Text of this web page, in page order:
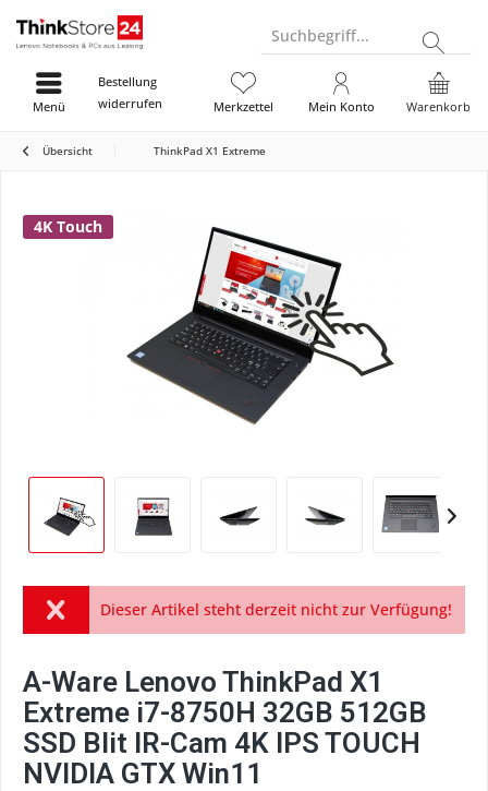
Suchbegriff...
Bestellung
widerrufen
Warenkorb
Merkzettel Mein Konto
Menü
Übersicht ThinkPad X1 Extreme
4K Touch
Dieser Artikel steht derzeit nicht zur Verfügung!
A-Ware Lenovo ThinkPad X1
Extreme i7-8750H 32GB 512GB
SSD Blit IR-Cam 4K IPS TOUCH
NVIDIA GTX Win11